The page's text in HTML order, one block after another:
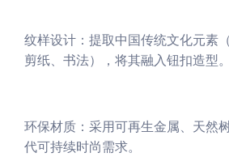
纹样设计：提取中国传统文化元素
剪纸、书法），将其融入钮扣造型。
环保材质：采用可再生金属、天然
代可持续时尚需求。